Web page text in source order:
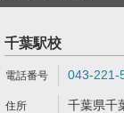
千葉駅校
043-221-
千葉県千